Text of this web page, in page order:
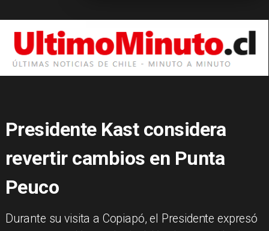
Presidente Kast considera
revertir cambios en Punta
Peuco
Durante su visita a Copiapó, el Presidente expresó